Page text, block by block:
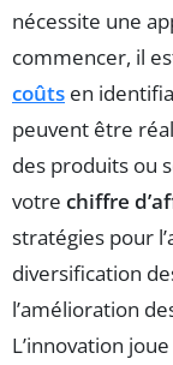
nécessite une
commencer, il
coûts en
peuvent être
des produits ou
votre chiffre
stratégies pour
diversification
l’amélioration
L’innovation